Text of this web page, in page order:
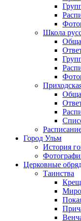
Школа
Город Ульм
История
Церковные
Таинства